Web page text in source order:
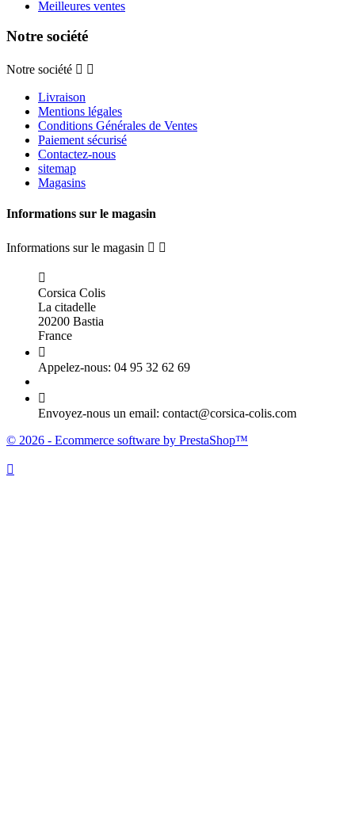
Meilleures ventes
Notre société
Notre société  
Livraison
Mentions légales
Conditions Générales de Ventes
Paiement sécurisé
Contactez-nous
sitemap
Magasins
Informations sur le magasin
Informations sur le magasin  

Corsica Colis
La citadelle
20200 Bastia
France

Appelez-nous: 04 95 32 62 69

Envoyez-nous un email: contact@corsica-colis.com
© 2026 - Ecommerce software by PrestaShop™
